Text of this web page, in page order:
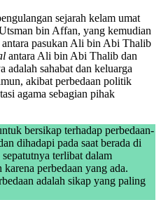
sejarah kelam umat
bin Affan, yang kemudian
antara pasukan Ali bin Abi Thalib
antara Ali bin Abi Thalib dan
adalah sahabat dan keluarga
akibat perbedaan politik
agama sebagian pihak
bersikap terhadap perbedaan-
dihadapi pada saat berada di
terlibat dalam
perbedaan yang ada.
adalah sikap yang paling